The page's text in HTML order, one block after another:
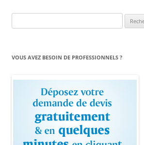
VOUS AVEZ BESOIN DE PROFESSIONNELS ?